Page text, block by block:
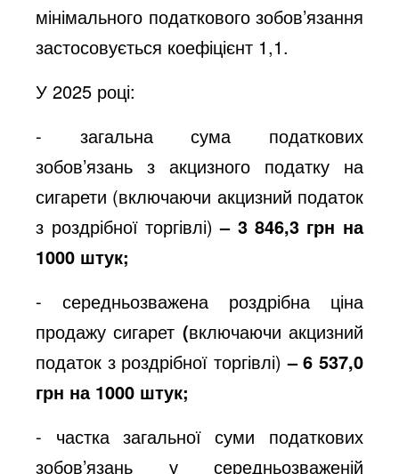
мінімального податкового зобов’язання
застосовується коефіцієнт 1,1.
У 2025 році:
- загальна сума податкових
зобов’язань з акцизного податку на
сигарети (включаючи акцизний податок
з роздрібної торгівлі)– 3 846,3 грн на
1000 штук;
- середньозважена роздрібна ціна
продажу сигарет (включаючи акцизний
податок з роздрібної торгівлі)– 6 537,0
грн на 1000 штук;
- частка загальної суми податкових
зобов’язань у середньозваженій